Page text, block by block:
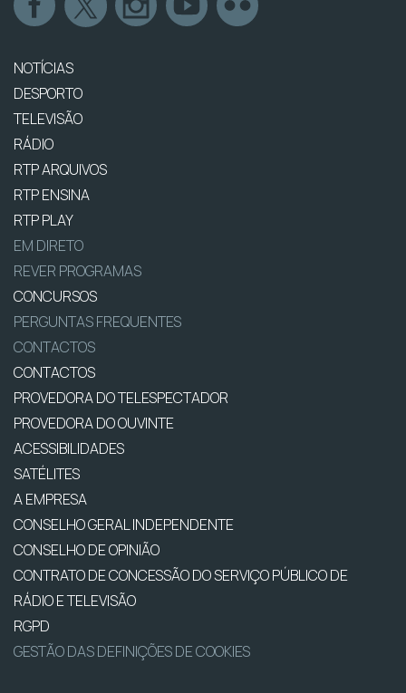
NOTÍCIAS
DESPORTO
TELEVISÃO
RÁDIO
RTP ARQUIVOS
RTP ENSINA
RTP PLAY
EM DIRETO
REVER PROGRAMAS
CONCURSOS
PERGUNTAS FREQUENTES
CONTACTOS
CONTACTOS
PROVEDORA DO TELESPECTADOR
PROVEDORA DO OUVINTE
ACESSIBILIDADES
SATÉLITES
A EMPRESA
CONSELHO GERAL INDEPENDENTE
CONSELHO DE OPINIÃO
CONTRATO DE CONCESSÃO DO SERVIÇO PÚBLICO DE
RÁDIO E TELEVISÃO
RGPD
GESTÃO DAS DEFINIÇÕES DE COOKIES